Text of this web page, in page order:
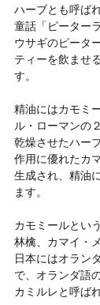
ハーブとも呼ば
童話「ピーター
ウサギのピータ
ティーを飲ませ
す。
精油にはカモミ
ル・ローマンの
乾燥させたハー
作用に優れたカ
生成され、精油
ます。
カモミールとい
林檎、カマイ・
日本にはオラン
で、オランダ語
カミルレと呼ば